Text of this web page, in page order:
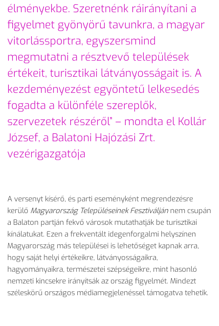
élményekbe. Szeretnénk ráirányítani a
figyelmet gyönyörű tavunkra, a magyar
vitorlássportra, egyszersmind
megmutatni a résztvevő települések
értékeit, turisztikai látványosságait is. A
kezdeményezést egyöntetű lelkesedés
fogadta a különféle szereplők,
szervezetek részéről” – mondta el Kollár
József, a Balatoni Hajózási Zrt.
vezérigazgatója
A versenyt kísérő, és parti eseményként megrendezésre
kerülő Magyarország Településeinek Fesztiválján nem csupán
a Balaton partján fekvő városok mutathatják be turisztikai
kínálatukat. Ezen a frekventált idegenforgalmi helyszínen
Magyarország más települései is lehetőséget kapnak arra,
hogy saját helyi értékeikre, látványosságaikra,
hagyományaikra, természetei szépségeikre, mint hasonló
nemzeti kincsekre irányítsák az ország figyelmét. Mindezt
széleskörű országos médiamegjelenéssel támogatva tehetik.